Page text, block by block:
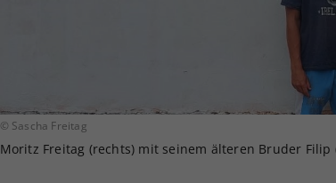
© Sascha Freitag
Moritz Freitag (rechts) mit seinem älteren Bruder Filip